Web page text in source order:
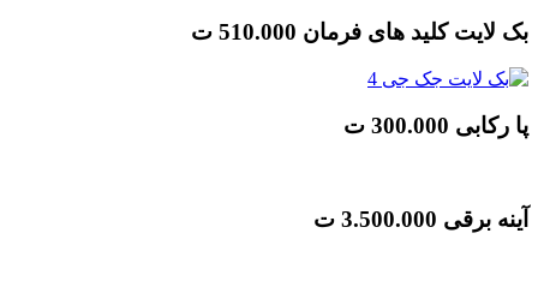
بک لایت کلید های فرمان 510.000 ت
پا رکابی 300.000 ت
آینه برقی 3.500.000 ت